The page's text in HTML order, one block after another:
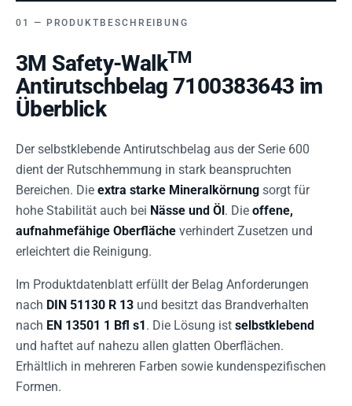
PRODUKTBESCHREIBUNG
3M Safety-WalkTM
Antirutschbelag 7100383643 im
Überblick
Der selbstklebende Antirutschbelag aus der Serie 600
dient der Rutschhemmung in stark beanspruchten
Bereichen. Die extra starke Mineralkörnung sorgt für
hohe Stabilität auch bei Nässe und Öl. Die offene,
aufnahmefähige Oberfläche verhindert Zusetzen und
erleichtert die Reinigung.
Im Produktdatenblatt erfüllt der Belag Anforderungen
nach DIN 51130 R 13 und besitzt das Brandverhalten
nach EN 13501 1 Bfl s1. Die Lösung ist selbstklebend
und haftet auf nahezu allen glatten Oberflächen.
Erhältlich in mehreren Farben sowie kundenspezifischen
Formen.